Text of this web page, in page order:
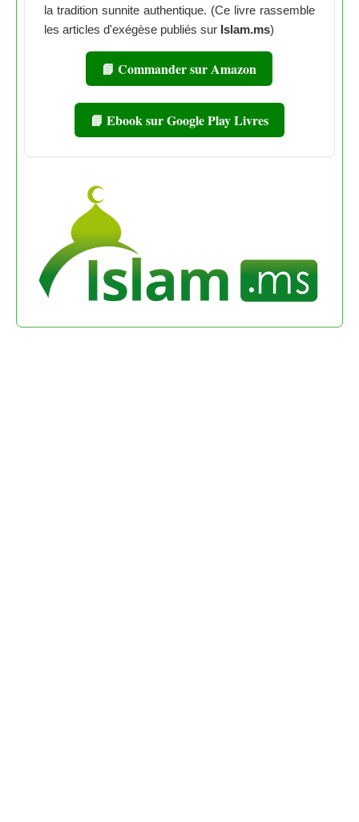
la tradition sunnite authentique. (Ce livre rassemble
les articles d'exégèse publiés sur Islam.ms)
📘 Commander sur Amazon
📘 Ebook sur Google Play Livres